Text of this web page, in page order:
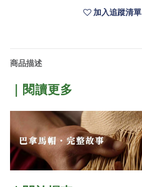
加入追蹤清單
商品描述
｜閱讀更多